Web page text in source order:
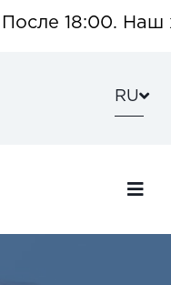
18:00. Наш
RU